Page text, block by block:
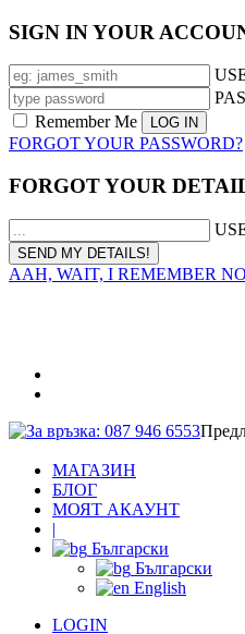
SIGN IN YOUR
Remember Me
FORGOT YOUR PASSWORD?
FORGOT YOUR
AAH, WAIT, I REMEMBER
За връзка: 087 946 6553
МАГАЗИН
БЛОГ
МОЯТ АКАУНТ
|
Български
Български
English
LOGIN